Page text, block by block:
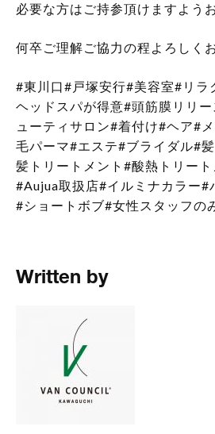
必要な方はご持参頂けますよう
何卒ご理解ご協力の程よろしく
#東川口# 戸塚安行#美容室# リラ
ヘッドスパが得意#頭筋膜リリ
ューティサロン#着付け#ヘア#
毛パーマ#エステ#ブライダル#
髪トリートメント #酸熱トリート
#Aujua取扱店#イルミナカラー#
#ショートボブ#女性スタッフの
Written by